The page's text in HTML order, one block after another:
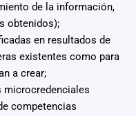
de la información,
obtenidos);
en resultados de
existentes como para
a crear;
microcredenciales
competencias